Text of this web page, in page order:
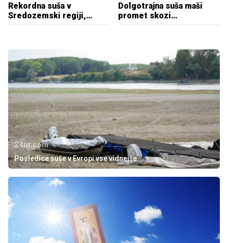
Rekordna suša v
Sredozemski regiji,
močno prizadeta tudi
Dolgotrajna suša maši
promet skozi
najpomembnejšo
24ur.com
Posledice suše v Evropi vse vidnejše